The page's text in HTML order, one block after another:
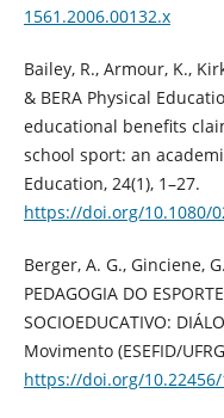
1561.2006.00132.x
Bailey, R., Armour, K.,
& BERA Physical
educational benefits
school sport: an
Education, 24(1), 1–27.
https://doi.org/10.1080/
Berger, A. G., Ginciene,
PEDAGOGIA DO
SOCIOEDUCATIVO:
Movimento (ESEFID/
https://doi.org/10.22456/